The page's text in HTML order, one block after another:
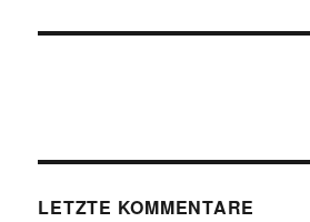
LETZTE KOMMENTARE